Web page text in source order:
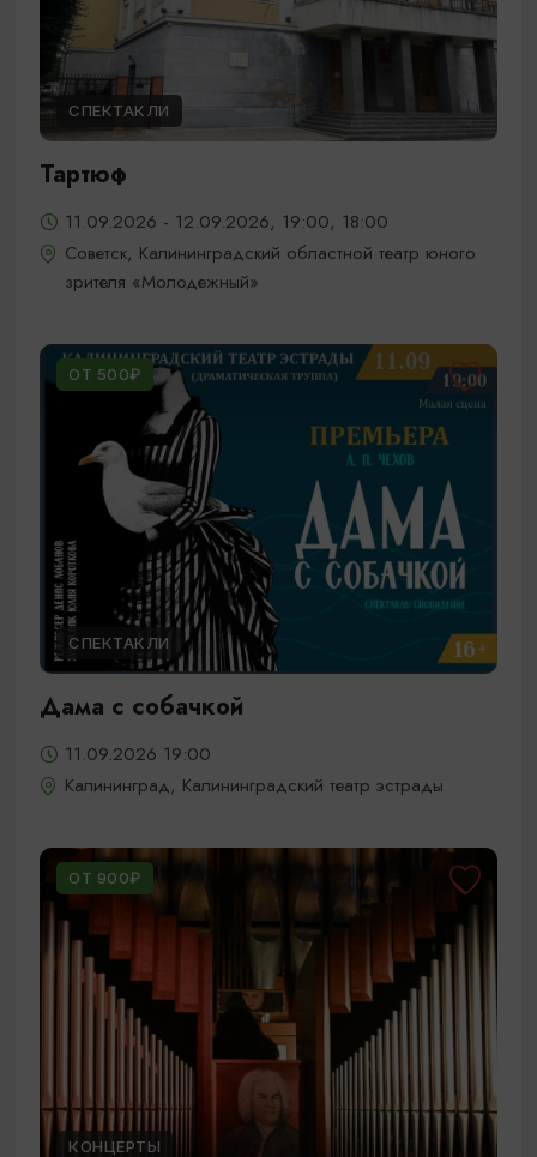
СПЕКТАКЛИ
Тартюф
11.09.2026 - 12.09.2026, 19:00, 18:00
Советск, Калининградский областной театр юного
зрителя «Молодежный»
ОТ 500₽
СПЕКТАКЛИ
Дама с собачкой
11.09.2026 19:00
Калининград, Калининградский театр эстрады
ОТ 900₽
КОНЦЕРТЫ